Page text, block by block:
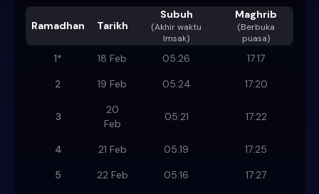
Ramadhan Tarikh
Subuh
(Akhir waktu
Imsak)
Maghrib
(Berbuka
puasa)
1* 18 Feb 05:26
17:17
2
19 Feb 05:24 17:20
3
20
Feb
05:21 17:22
4 21 Feb 05:19
17:25
5
22 Feb 05:16
17:27